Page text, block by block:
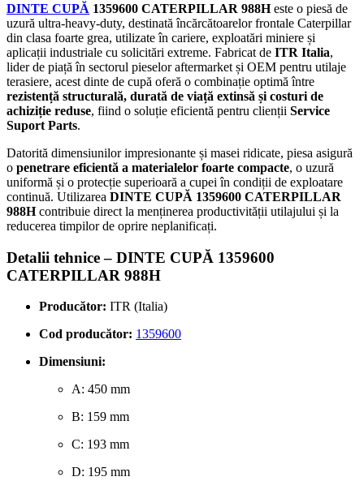
DINTE CUPĂ 1359600 CATERPILLAR 988Heste o piesă de
uzură ultra-heavy-duty, destinată încărcătoarelor frontale Caterpillar
din clasa foarte grea, utilizate în cariere, exploatări miniere și
aplicații industriale cu solicitări extreme. Fabricat de ITR Italia,
lider de piață în sectorul pieselor aftermarket și OEM pentru utilaje
terasiere, acest dinte de cupă oferă o combinație optimă între
rezistență structurală, durată de viață extinsă și costuri de
achiziție reduse, fiind o soluție eficientă pentru clienții Service
Suport Parts.
Datorită dimensiunilor impresionante și masei ridicate, piesa asigură
o penetrare eficientă a materialelor foarte compacte, o uzură
uniformă și o protecție superioară a cupei în condiții de exploatare
continuă. Utilizarea DINTE CUPĂ 1359600 CATERPILLAR
988Hcontribuie direct la menținerea productivității utilajului și la
reducerea timpilor de oprire neplanificați.
Detalii tehnice – DINTE CUPĂ 1359600
CATERPILLAR 988H
Producător: ITR (Italia)
Cod producător: 1359600
Dimensiuni:
A: 450 mm
B: 159 mm
C: 193 mm
D: 195 mm